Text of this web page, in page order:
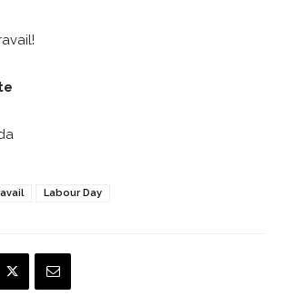
Labour Day